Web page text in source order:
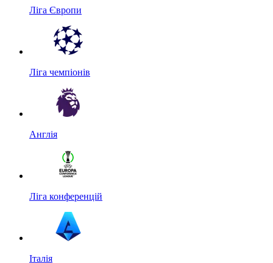
Ліга Європи
Ліга чемпіонів
Англія
Ліга конференцій
Італія